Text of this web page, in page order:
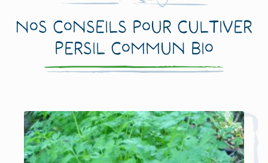
Nos conseils pour cultiver
Persil commun Bio